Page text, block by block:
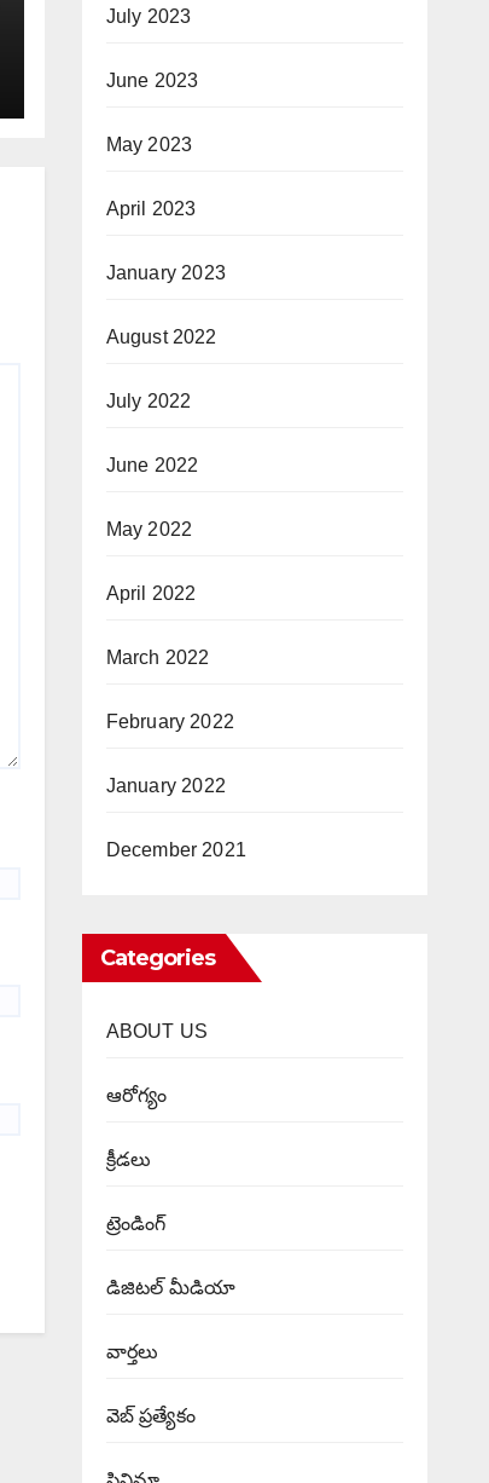
July 2023
June 2023
May 2023
April 2023
January 2023
August 2022
July 2022
June 2022
May 2022
April 2022
March 2022
February 2022
January 2022
December 2021
Categories
ABOUT US
ఆరోగ్యం
క్రీడలు
ట్రెండింగ్
డిజిటల్ మీడియా
వార్త‌లు
వెబ్ ప్రత్యేకం